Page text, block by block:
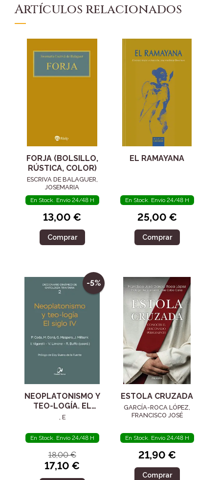
Artículos relacionados
FORJA (BOLSILLO,
RÚSTICA, COLOR)
ESCRIVA DE BALAGUER,
JOSEMARIA
En Stock. Envío 24/48 H
13,00 €
Comprar
EL RAMAYANA
En Stock. Envío 24/48 H
25,00 €
Comprar
-5%
NEOPLATONISMO Y
TEO-LOGÍA. EL
SIGLO IV
, E
En Stock. Envío 24/48 H
18,00 €
17,10 €
ESTOLA CRUZADA
GARCÍA-ROCA LÓPEZ,
FRANCISCO JOSÉ
En Stock. Envío 24/48 H
21,90 €
Comprar